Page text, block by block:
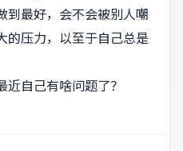
到最好，会不会被别人嘲
的压力，以至于自己总是
自己有啥问题了？